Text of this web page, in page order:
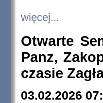
więcej...
Otwarte
Panz,
czasie
03.02.2026